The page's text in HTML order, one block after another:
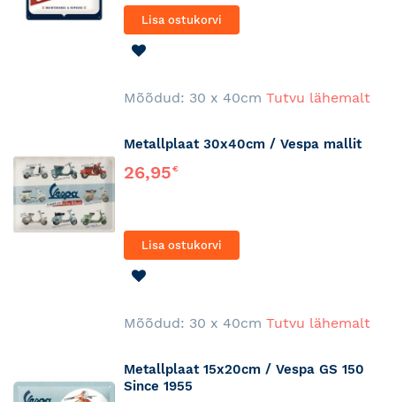
Lisa ostukorvi
Mõõdud: 30 x 40cm Tutvu lähemalt
Metallplaat 30x40cm / Vespa mallit
26,95€
Lisa ostukorvi
Mõõdud: 30 x 40cm Tutvu lähemalt
Metallplaat 15x20cm / Vespa GS 150
Since 1955